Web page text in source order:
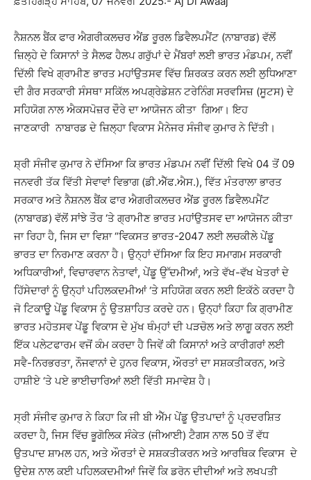
ਨੈਸ਼ਨਲ ਬੈਂਕ ਫਾਰ ਐਗਰੀਕਲਚਰ ਐਂਡ ਰੂਰਲ ਡਿਵੈਲਪਮੈਂਟ (ਨਾਬਾਰਡ) ਵੱਲੋਂ
ਜ਼ਿਲ੍ਹੇ ਦੇ ਕਿਸਾਨਾਂ ਤੇ ਸੈਲਫ ਹੈਲਪ ਗਰੁੱਪਾਂ ਦੇ ਮੈਂਬਰਾਂ ਲਈ ਭਾਰਤ ਮੰਡਪਮ, ਨਵੀਂ
ਦਿੱਲੀ ਵਿਖੇ ਗ੍ਰਾਮੀਣ ਭਾਰਤ ਮਹਾਂਉਤਸਵ ਵਿੱਚ ਸ਼ਿਰਕਤ ਕਰਨ ਲਈ ਲੁਧਿਆਣਾ
ਦੀ ਗੈਰ ਸਰਕਾਰੀ ਸੰਸਥਾ ਸਕਿੱਲ ਅਪਗ੍ਰੇਡੇਸ਼ਨ ਟਰੇਨਿੰਗ ਸਰਵਸਿਜ਼ (ਸੂਟਸ) ਦੇ
ਸਹਿਯੋਗ ਨਾਲ ਐਕਸਪੋਜ਼ਰ ਦੌਰੇ ਦਾ ਆਯੋਜਨ ਕੀਤਾ ਗਿਆ। ਇਹ
ਜਾਣਕਾਰੀ ਨਾਬਾਰਡ ਦੇ ਜ਼ਿਲ੍ਹਾ ਵਿਕਾਸ ਮੈਨੇਜਰ ਸੰਜੀਵ ਕੁਮਾਰ ਨੇ ਦਿੱਤੀ।
ਸ਼੍ਰੀ ਸੰਜੀਵ ਕੁਮਾਰ ਨੇ ਦੱਸਿਆ ਕਿ ਭਾਰਤ ਮੰਡਪਮ ਨਵੀਂ ਦਿੱਲੀ ਵਿਖੇ 04 ਤੋਂ 09
ਜਨਵਰੀ ਤੱਕ ਵਿੱਤੀ ਸੇਵਾਵਾਂ ਵਿਭਾਗ (ਡੀ.ਐੱਫ.ਐਸ.), ਵਿੱਤ ਮੰਤਰਾਲਾ ਭਾਰਤ
ਸਰਕਾਰ ਅਤੇ ਨੈਸ਼ਨਲ ਬੈਂਕ ਫਾਰ ਐਗਰੀਕਲਚਰ ਐਂਡ ਰੂਰਲ ਡਿਵੈਲਪਮੈਂਟ
(ਨਾਬਾਰਡ) ਵੱਲੋਂ ਸਾਂਝੇ ਤੌਰ ‘ਤੇ ਗ੍ਰਾਮੀਣ ਭਾਰਤ ਮਹਾਂਉਤਸਵ ਦਾ ਆਯੋਜਨ ਕੀਤਾ
ਜਾ ਰਿਹਾ ਹੈ, ਜਿਸ ਦਾ ਵਿਸ਼ਾ “ਵਿਕਸਤ ਭਾਰਤ-2047 ਲਈ ਲਚਕੀਲੇ ਪੇਂਡੂ
ਭਾਰਤ ਦਾ ਨਿਰਮਾਣ ਕਰਨਾ ਹੈ। ਉਨ੍ਹਾਂ ਦੱਸਿਆ ਕਿ ਇਹ ਸਮਾਗਮ ਸਰਕਾਰੀ
ਅਧਿਕਾਰੀਆਂ, ਵਿਚਾਰਵਾਨ ਨੇਤਾਵਾਂ, ਪੇਂਡੂ ਉੱਦਮੀਆਂ, ਅਤੇ ਵੱਖ-ਵੱਖ ਖੇਤਰਾਂ ਦੇ
ਹਿੱਸੇਦਾਰਾਂ ਨੂੰ ਉਨ੍ਹਾਂ ਪਹਿਲਕਦਮੀਆਂ ‘ਤੇ ਸਹਿਯੋਗ ਕਰਨ ਲਈ ਇਕੱਠੇ ਕਰਦਾ ਹੈ
ਜੋ ਟਿਕਾਊ ਪੇਂਡੂ ਵਿਕਾਸ ਨੂੰ ਉਤਸ਼ਾਹਿਤ ਕਰਦੇ ਹਨ। ਉਨ੍ਹਾਂ ਕਿਹਾ ਕਿ ਗ੍ਰਾਮੀਣ
ਭਾਰਤ ਮਹੋਤਸਵ ਪੇਂਡੂ ਵਿਕਾਸ ਦੇ ਮੁੱਖ ਥੰਮ੍ਹਾਂ ਦੀ ਪੜਚੋਲ ਅਤੇ ਲਾਗੂ ਕਰਨ ਲਈ
ਇੱਕ ਪਲੇਟਫਾਰਮ ਵਜੋਂ ਕੰਮ ਕਰਦਾ ਹੈ ਜਿਵੇਂ ਕੀ ਕਿਸਾਨਾਂ ਅਤੇ ਕਾਰੀਗਰਾਂ ਲਈ
ਸਵੈ-ਨਿਰਭਰਤਾ, ਨੌਜਵਾਨਾਂ ਦੇ ਹੁਨਰ ਵਿਕਾਸ, ਔਰਤਾਂ ਦਾ ਸਸ਼ਕਤੀਕਰਨ, ਅਤੇ
ਹਾਸ਼ੀਏ ‘ਤੇ ਪਏ ਭਾਈਚਾਰਿਆਂ ਲਈ ਵਿੱਤੀ ਸਮਾਵੇਸ਼ ਹੈ।
ਸ੍ਰੀ ਸੰਜੀਵ ਕੁਮਾਰ ਨੇ ਕਿਹਾ ਕਿ ਜੀ ਬੀ ਐੱਮ ਪੇਂਡੂ ਉਤਪਾਦਾਂ ਨੂੰ ਪ੍ਰਦਰਸ਼ਿਤ
ਕਰਦਾ ਹੈ, ਜਿਸ ਵਿੱਚ ਭੂਗੋਲਿਕ ਸੰਕੇਤ (ਜੀਆਈ) ਟੈਗਸ ਨਾਲ 50 ਤੋਂ ਵੱਧ
ਉਤਪਾਦ ਸ਼ਾਮਲ ਹਨ, ਅਤੇ ਔਰਤਾਂ ਦੇ ਸਸ਼ਕਤੀਕਰਨ ਅਤੇ ਆਰਥਿਕ ਵਿਕਾਸ ਦੇ
ਉਦੇਸ਼ ਨਾਲ ਕਈ ਪਹਿਲਕਦਮੀਆਂ ਜਿਵੇਂ ਕਿ ਡਰੋਨ ਦੀਦੀਆਂ ਅਤੇ ਲਖਪਤੀ